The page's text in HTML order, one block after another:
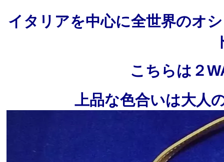
イタリアを中心に全世界のオ
こちらは２
上品な色合いは大人